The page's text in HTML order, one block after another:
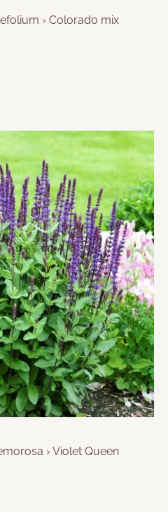
› Colorado mix
› Violet Queen